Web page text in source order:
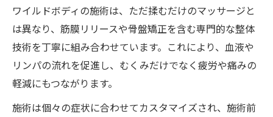
ワイルドボディが選ばれる根本改善の理由
足のだるさが消える秘密のアプローチとは
整体院ワイルドボディ独自のだるさ解消法
足のだるさを劇的に改善する施術ポイント
整体院ワイルドボディが提案するセルフケ
ア術
ワイルドボディの施術は、ただ揉むだけのマッサージと
は異なり、筋膜リリースや骨盤矯正を含む専門的な整体
技術を丁寧に組み合わせています。これにより、血液や
リンパの流れを促進し、むくみだけでなく疲労や痛みの
軽減にもつながります。
施術は個々の症状に合わせてカスタマイズされ、施術前